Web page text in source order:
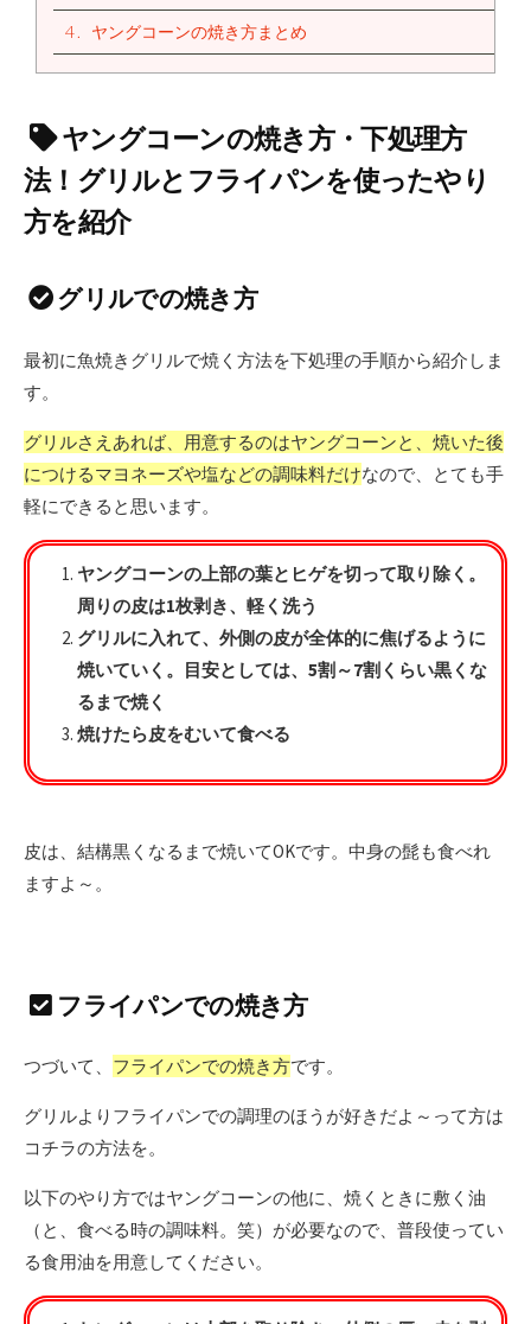
4 ヤングコーンの焼き方まとめ
ヤングコーンの焼き方・下処理方
法！グリルとフライパンを使ったやり
方を紹介
グリルでの焼き方
最初に魚焼きグリルで焼く方法を下処理の手順から紹介しま
す。
グリルさえあれば、用意するのはヤングコーンと、焼いた後
につけるマヨネーズや塩などの調味料だけなので、とても手
軽にできると思います。
ヤングコーンの上部の葉とヒゲを切って取り除く。
周りの皮は1枚剥き、軽く洗う
グリルに入れて、外側の皮が全体的に焦げるように
焼いていく。目安としては、5割～7割くらい黒くな
るまで焼く
焼けたら皮をむいて食べる
皮は、結構黒くなるまで焼いてOKです。中身の髭も食べれ
ますよ～。
フライパンでの焼き方
つづいて、 フライパンでの焼き方です。
グリルよりフライパンでの調理のほうが好きだよ～って方は
コチラの方法を。
以下のやり方ではヤングコーンの他に、焼くときに敷く油
（と、食べる時の調味料。笑）が必要なので、普段使ってい
る食用油を用意してください。